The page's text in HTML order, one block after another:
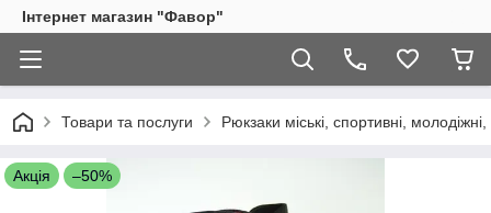
Інтернет магазин "Фавор"
Товари та послуги Рюкзаки міські, спортивні, молодіжні,
Акція –50%